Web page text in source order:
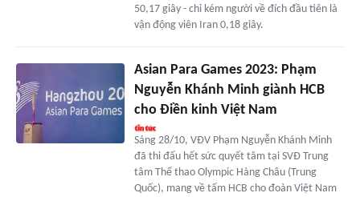
50,17 giây - chỉ kém người về đích đầu tiên là
vận động viên Iran 0,18 giây.
Asian Para Games 2023: Phạm
Nguyễn Khánh Minh giành HCB
cho Điền kinh Việt Nam
Sáng 28/10, VĐV Phạm Nguyễn Khánh Minh
đã thi đấu hết sức quyết tâm tại SVĐ Trung
tâm Thể thao Olympic Hàng Châu (Trung
Quốc), mang về tấm HCB cho đoàn Việt Nam